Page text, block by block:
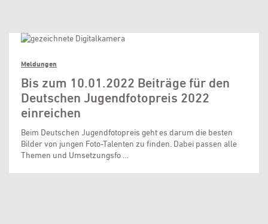
Meldungen
Bis zum 10.01.2022 Beiträge für den
Deutschen Jugendfotopreis 2022
einreichen
Beim Deutschen Jugendfotopreis geht es darum die besten
Bilder von jungen Foto-Talenten zu finden. Dabei passen alle
Themen und Umsetzungsfo …